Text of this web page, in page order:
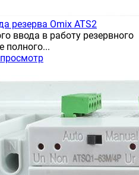
резерва Omix ATS2
ввода в работу резервного
полного...